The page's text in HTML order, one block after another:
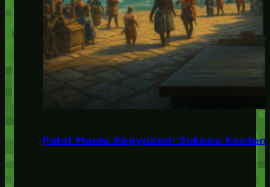
Pahit Manis Resynced: Sukses